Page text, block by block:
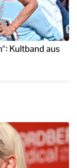
Kultband aus